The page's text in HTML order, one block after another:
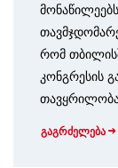
რომ
კონგრესის
გაგრძელება